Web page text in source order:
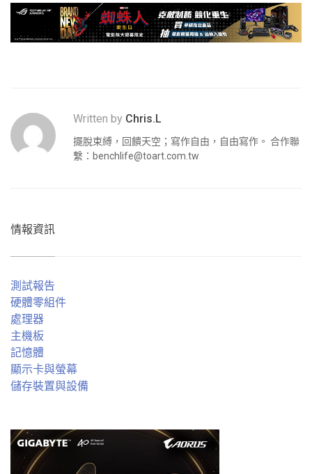
Written by Chris.L
擺脫束縛，回饋天空；寫作自由，自由寫作。 合作聯
繫： benchlife@toart.com.tw
情報資訊
測試報告
硬體零組件
處理器
主機板
記憶體
顯示卡與螢幕
儲存裝置與設備